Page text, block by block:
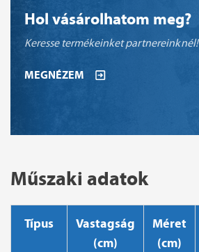
Hol vásárolhatom meg?
Keresse termékeinket partnereinknél!
MEGNÉZEM
Műszaki adatok
Típus
Vastagság
(cm)
Méret
(cm)